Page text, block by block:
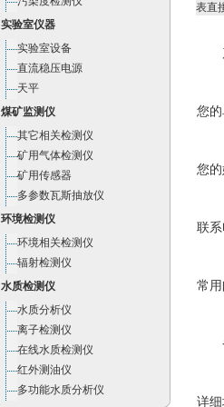
实验室仪器
实验室设备
直流稳压电源
天平
煤矿监测仪
其它相关检测仪
矿用气体检测仪
矿用传感器
多参数瓦斯抽放仪
环境检测仪
环境相关检测仪
辐射检测仪
水质检测仪
水质分析仪
离子检测仪
在线水质检测仪
红外测油仪
多功能水质分析仪
表直
您
您
联
常
详